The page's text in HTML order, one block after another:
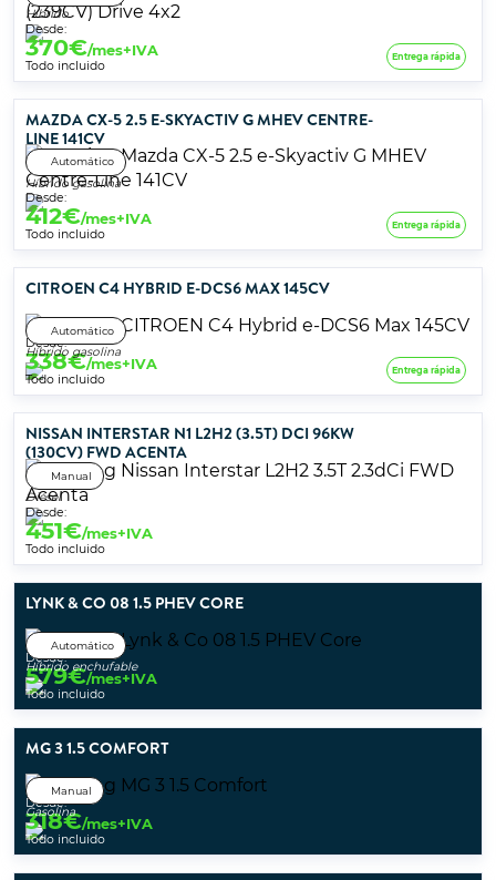
Híbrido
Desde:
370€/mes+IVA
Todo incluido
Entrega rápida
MAZDA CX-5 2.5 E-SKYACTIV G MHEV CENTRE-
LINE 141CV
Automático
Híbrido gasolina
Desde:
412€/mes+IVA
Todo incluido
Entrega rápida
CITROEN C4 HYBRID E-DCS6 MAX 145CV
Automático
Híbrido gasolina
Desde:
338€/mes+IVA
Todo incluido
Entrega rápida
NISSAN INTERSTAR N1 L2H2 (3.5T) DCI 96KW
(130CV) FWD ACENTA
Manual
Diésel
Desde:
451€/mes+IVA
Todo incluido
LYNK & CO 08 1.5 PHEV CORE
Automático
Híbrido enchufable
Desde:
579€/mes+IVA
Todo incluido
MG 3 1.5 COMFORT
Manual
Gasolina
Desde:
318€/mes+IVA
Todo incluido